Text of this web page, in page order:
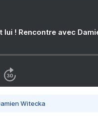
! Rencontre avec
Witecka